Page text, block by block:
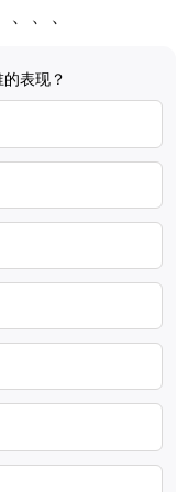
、、
表现？